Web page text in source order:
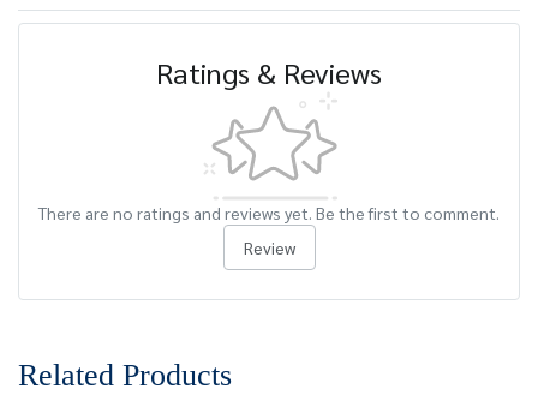
Ratings & Reviews
There are no ratings and reviews yet. Be the first to comment.
Review
Related Products